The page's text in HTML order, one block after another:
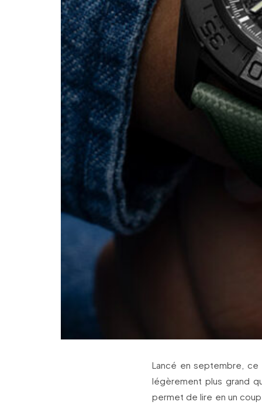
Lancé en septembre,
légèrement plus grand
permet de lire en un